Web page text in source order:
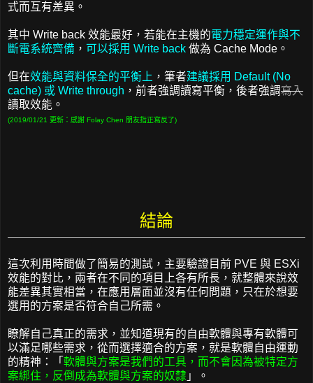
式而互有差異。
其中 Write back 效能最好，若能在主機的電力穩定運作與不
斷電系統齊備 ， 可以採用 Write back 做為 Cache Mode。
但在效能與資料保全的平衡上 ，筆者建議採用 Default (No
cache) 或 Write through ，前者強調讀寫平衡，後者強調寫入
讀取效能。
(2019/01/21 更新：感謝 Folay Chen 朋友指正寫反了)
結論
這次利用時間做了簡易的測試，主要驗證目前 PVE 與 ESXi
效能的對比，兩者在不同的項目上各有所長，就整體來說效
能差異其實相當，在應用層面並沒有任何問題，只在於想要
選用的方案是否符合自己所需。
瞭解自己真正的需求，並知道現有的自由軟體與專有軟體可
以滿足哪些需求，從而選擇適合的方案，就是軟體自由運動
的精神：「 軟體與方案是我們的工具，而不會因為被特定方
案綁住，反倒成為軟體與方案的奴隸 」。